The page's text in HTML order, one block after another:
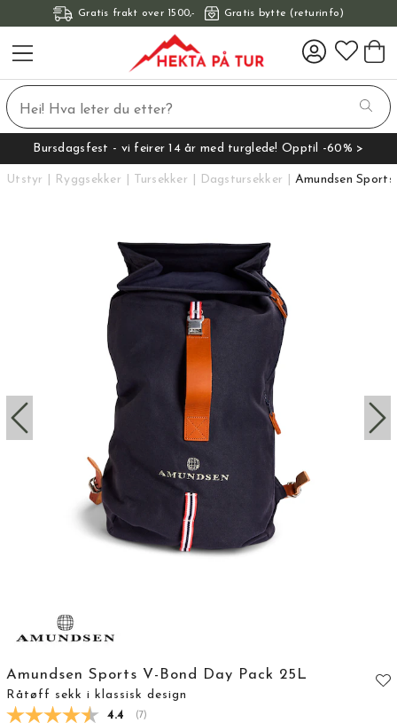
Gratis frakt over 1500,- Gratis bytte (returinfo)
Bursdagsfest - vi feirer 14 år med turglede! Opptil -60% >
Utstyr Ryggsekker Tursekker Dagstursekker Amundsen
Amundsen Sports V-Bond Day Pack 25L
Råtøff sekk i klassisk design
Gjennomsnittskarakter:
4.4 (stemmer:
7)